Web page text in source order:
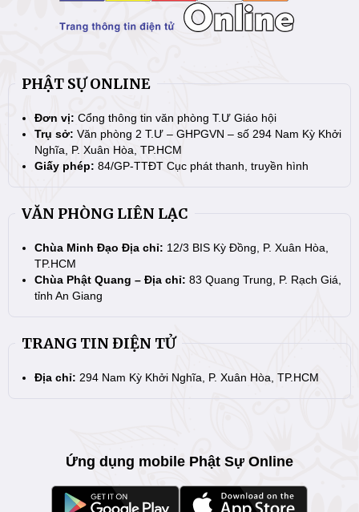
PHẬT SỰ ONLINE
Đơn vị: Cổng thông tin văn phòng T.Ư Giáo hội
Trụ sở: Văn phòng 2 T.Ư – GHPGVN – số 294 Nam Kỳ Khởi
Nghĩa, P. Xuân Hòa, TP.HCM
Giấy phép: 84/GP-TTĐT Cục phát thanh, truyền hình
VĂN PHÒNG LIÊN LẠC
Chùa Minh Đạo Địa chỉ: 12/3 BIS Kỳ Đồng, P. Xuân Hòa,
TP.HCM
Chùa Phật Quang – Địa chỉ: 83 Quang Trung, P. Rạch Giá,
tỉnh An Giang
TRANG TIN ĐIỆN TỬ
Địa chỉ: 294 Nam Kỳ Khởi Nghĩa, P. Xuân Hòa, TP.HCM
Ứng dụng mobile Phật Sự Online